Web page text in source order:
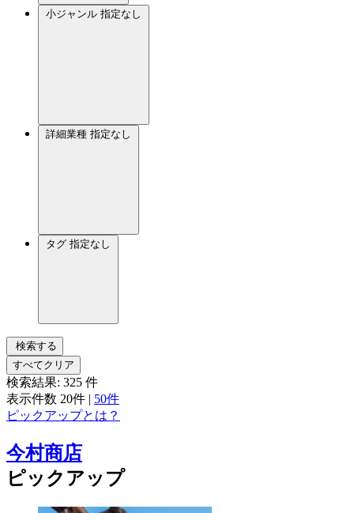
小ジャンル 指定なし
詳細業種 指定なし
タグ 指定なし
検索する
すべてクリア
検索結果: 325 件
表示件数 20件 | 50件
ピックアップとは？
今村商店
ピックアップ